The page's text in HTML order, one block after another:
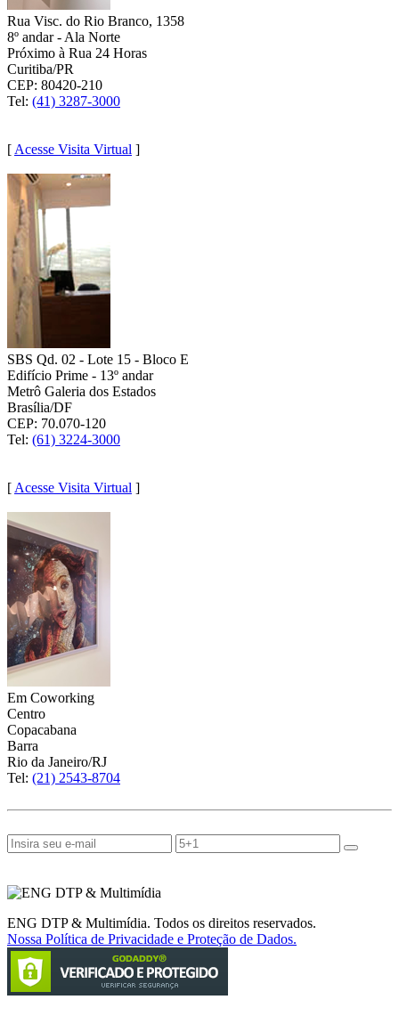
Rua Visc. do Rio Branco, 1358
8º andar - Ala Norte
Próximo à Rua 24 Horas
Curitiba/PR
CEP: 80420-210
Tel: (41) 3287-3000
[ Acesse Visita Virtual ]
SBS Qd. 02 - Lote 15 - Bloco E
Edifício Prime - 13º andar
Metrô Galeria dos Estados
Brasília/DF
CEP: 70.070-120
Tel: (61) 3224-3000
[ Acesse Visita Virtual ]
Em Coworking
Centro
Copacabana
Barra
Rio da Janeiro/RJ
Tel: (21) 2543-8704
ENG DTP & Multimídia. Todos os direitos reservados.
Nossa Política de Privacidade e Proteção de Dados.